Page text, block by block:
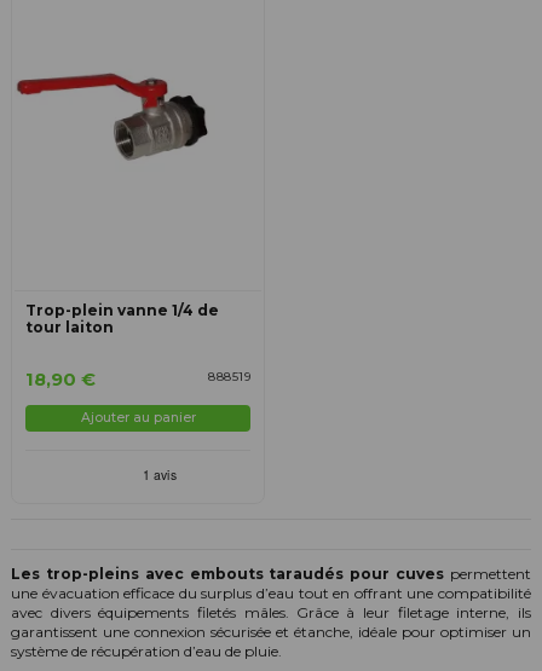
Trop-plein vanne 1/4 de
tour laiton
888519
18,90 €
Ajouter au panier
Les trop-pleins avec embouts taraudés pour cuves permettent
une évacuation efficace du surplus d’eau tout en offrant une compatibilité
avec divers équipements filetés mâles. Grâce à leur filetage interne, ils
garantissent une connexion sécurisée et étanche, idéale pour optimiser un
système de récupération d’eau de pluie.